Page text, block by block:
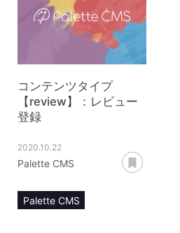
コンテンツタイプ
【review】：レビュー
登録
2020.10.22
Palette CMS
Palette CMS